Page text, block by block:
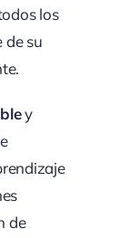
los
de su
y
de